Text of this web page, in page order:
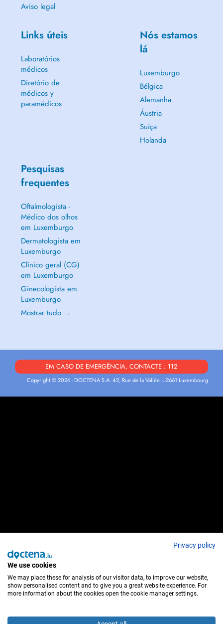
Aviso legal
Links úteis
Laboratórios
médicos
Diretório de
médicos y
paramédicos
Nós estamos
lá
Luxemburgo
Bélgica
Alemanha
Áustria
Suíça
Holanda
Pesquisas
frequentes
Oftalmologista -
Médico dos olhos
em Luxemburgo
Dermatologista em
Luxemburgo
Clínico geral (CG)
em Luxemburgo
Ginecologista em
Luxemburgo
Mostrar tudo →
EM CASO DE EMERGÊNCIA, CONTACTE : 112
Copyright © 2026 - DOCTENA S.A. 42, Rue de la Vallée, L-2661 Luxembourg
Privacy policy
We use cookies
We may place these for analysis of our visitor data, to improve our website,
show personalised content and to give you a great website experience. For
more information about the cookies open the cookie manager settings.